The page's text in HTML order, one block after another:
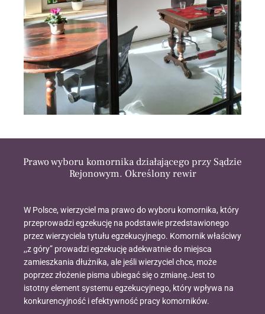
Prawo wyboru komornika działającego przy Sądzie
Rejonowym. Określony rewir
W Polsce, wierzyciel ma prawo do wyboru komornika, który
przeprowadzi egzekucję na podstawie przedstawionego
przez wierzyciela tytułu egzekucyjnego. Komornik właściwy
,,z góry” prowadzi egzekucję adekwatnie do miejsca
zamieszkania dłużnika, ale jeśli wierzyciel chce, może
poprzez złożenie pisma ubiegać się o zmianę.Jest to
istotny element systemu egzekucyjnego, który wpływa na
konkurencyjność i efektywność pracy komorników.